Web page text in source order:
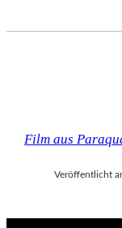
Film aus
Veröffentlicht